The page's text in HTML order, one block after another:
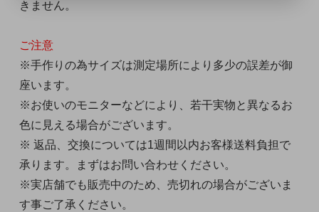
きません。
ご注意
※手作りの為サイズは測定場所により多少の誤差が御
座います。
※お使いのモニターなどにより、若干実物と異なるお
色に見える場合がございます。
※ 返品、交換については1週間以内お客様送料負担で
承ります。まずはお問い合わせください。
※実店舗でも販売中のため、売切れの場合がございま
す事ご了承ください。